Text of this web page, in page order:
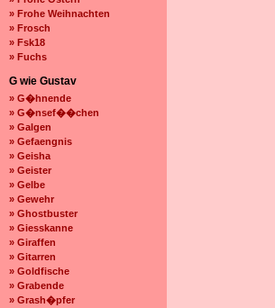
» Frohe Weihnachten
» Frosch
» Fsk18
» Fuchs
G wie Gustav
» G�hnende
» G�nsef��chen
» Galgen
» Gefaengnis
» Geisha
» Geister
» Gelbe
» Gewehr
» Ghostbuster
» Giesskanne
» Giraffen
» Gitarren
» Goldfische
» Grabende
» Grash�pfer